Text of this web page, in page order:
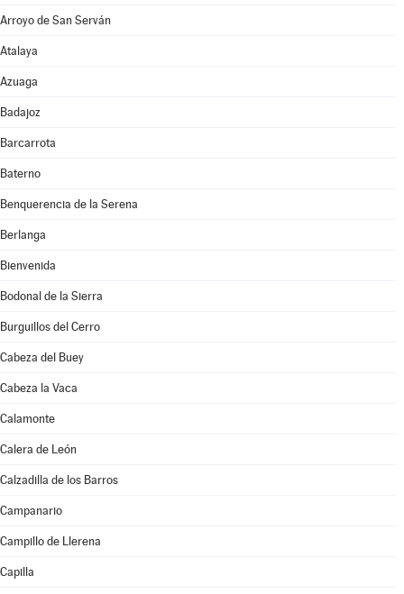
Arroyo de San Serván
Atalaya
Azuaga
Badajoz
Barcarrota
Baterno
Benquerencia de la Serena
Berlanga
Bienvenida
Bodonal de la Sierra
Burguillos del Cerro
Cabeza del Buey
Cabeza la Vaca
Calamonte
Calera de León
Calzadilla de los Barros
Campanario
Campillo de Llerena
Capilla